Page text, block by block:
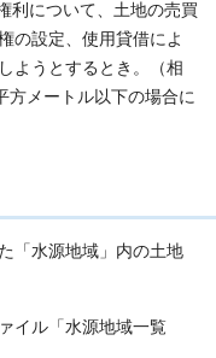
利について、土地の売買
の設定、使用貸借によ
ようとするとき。（相
方メートル以下の場合に
「水源地域」内の土地
イル「水源地域一覧